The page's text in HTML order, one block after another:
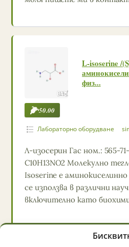
50.00
L-isoserine /
физ...
Лабораторно оборудване
Л-изосерин Гас ном.: 565-
C10H13NO2 Молекулно
Isoserine е
се използва в различни
включително като